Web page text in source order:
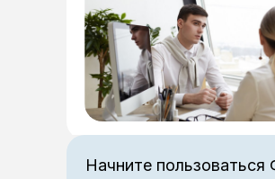
Начните пользоваться